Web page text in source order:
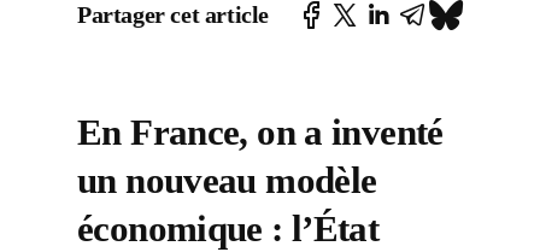
Partager cet article
En France, on a inventé
un nouveau modèle
économique : l’État